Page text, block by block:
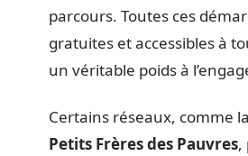
parcours. Toutes ces
gratuites et accessibles à
un véritable poids à
Certains réseaux, comme la
Petits Frères des Pauvres,